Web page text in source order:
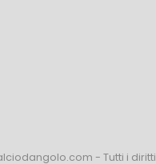
- Tutti i